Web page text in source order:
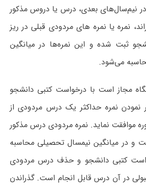
نیم‌سال‌های بعدی، درس یا دروس مذکور
نمره یا نمره های مردودی قبلی در ریز
ثبت شده و این نمره‌ها در میانگین
می‌شود.
مجاز است با درخواست کتبی دانشجو
نمودن نمره حداکثر یک درس مردودی از
موافقت نماید. نمره مردودی درس مذکور
و در میانگین نیمسال تحصیلی محاسبه
کتبی دانشجو و حذف درس مردودی
در آن درس قابل انجام است. گذراندن